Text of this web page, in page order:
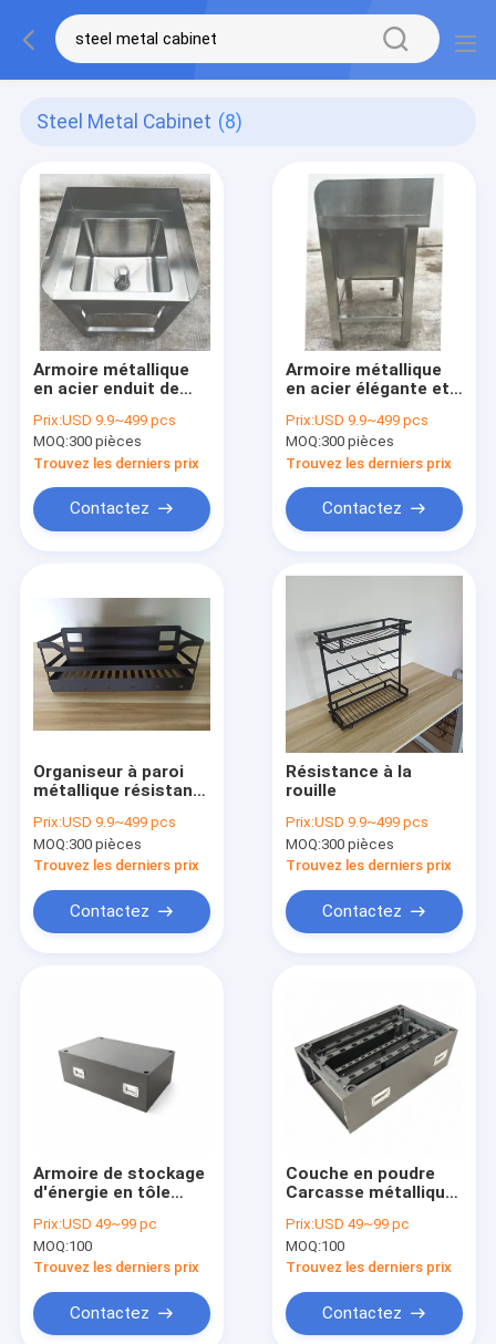
Steel Metal Cabinet (8)
Armoire métallique
en acier enduit de
moderne avec poids
lourd
Prix:USD 9.9~499 pcs
MOQ:300 pièces
Trouvez les derniers prix
Contactez
Armoire métallique
en acier élégante et
besoins de grande
capacité
Prix:USD 9.9~499 pcs
MOQ:300 pièces
Trouvez les derniers prix
Contactez
Organiseur à paroi
métallique résistant
Organiseur à feuille
métallique
Prix:USD 9.9~499 pcs
MOQ:300 pièces
Trouvez les derniers prix
Contactez
Résistance à la
rouille
Prix:USD 9.9~499 pcs
MOQ:300 pièces
Trouvez les derniers prix
Contactez
Armoire de stockage
d'énergie en tôle
thermolaquée
offrant une grande
durabilité, idéale pour
difficiles et une
longue durée de vie
Prix:USD 49~99 pc
MOQ:100
Trouvez les derniers prix
Contactez
Couche en poudre
Carcasse métallique
corrosion
personnalisable Oui
Casement de
le caisson de
stockage d'énergie
Prix:USD 49~99 pc
MOQ:100
Trouvez les derniers prix
Contactez